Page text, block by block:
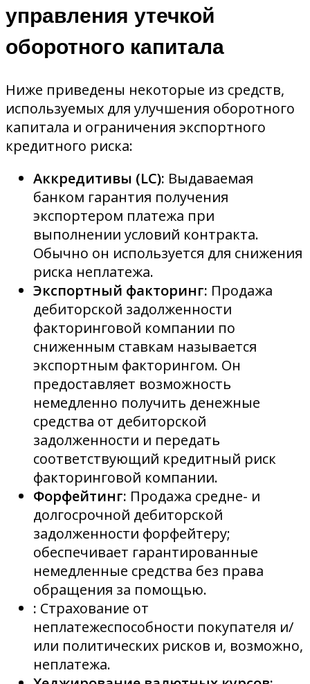
управления утечкой
оборотного капитала
Ниже приведены некоторые из средств,
используемых для улучшения оборотного
капитала и ограничения экспортного
кредитного риска:
Аккредитивы (LC): Выдаваемая
банком гарантия получения
экспортером платежа при
выполнении условий контракта.
Обычно он используется для снижения
риска неплатежа.
Экспортный факторинг: Продажа
дебиторской задолженности
факторинговой компании по
сниженным ставкам называется
экспортным факторингом. Он
предоставляет возможность
немедленно получить денежные
средства от дебиторской
задолженности и передать
соответствующий кредитный риск
факторинговой компании.
Форфейтинг: Продажа средне- и
долгосрочной дебиторской
задолженности форфейтеру;
обеспечивает гарантированные
немедленные средства без права
обращения за помощью.
: Страхование от
неплатежеспособности покупателя и/
или политических рисков и, возможно,
неплатежа.